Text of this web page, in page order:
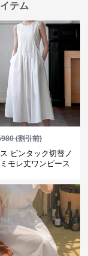
テム
(割引前)
ピンタック切替ノ
モレ丈ワンピース